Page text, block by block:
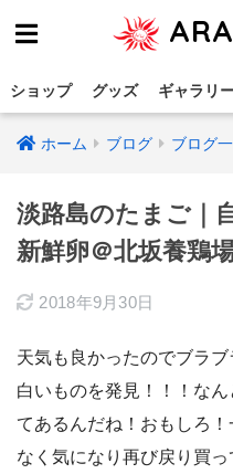
ショップ グッズ ギャラリ
ホーム ブログ ブログ
淡路島のたまご｜
新鮮卵＠北坂養鶏
2018年9月30日
天気も良かったのでブラ
白いものを発見！！！な
てあるんだね！おもしろ
なく気になり再び戻り買っ